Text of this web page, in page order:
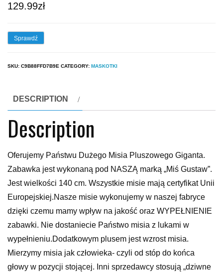
129.99zł
Sprawdź
SKU: C9B88FFD7B9E CATEGORY: MASKOTKI
DESCRIPTION
Description
Oferujemy Państwu Dużego Misia Pluszowego Giganta.
Zabawka jest wykonaną pod NASZĄ marką „Miś Gustaw”.
Jest wielkości 140 cm. Wszystkie misie mają certyfikat Unii
Europejskiej.Nasze misie wykonujemy w naszej fabryce
dzięki czemu mamy wpływ na jakość oraz WYPEŁNIENIE
zabawki. Nie dostaniecie Państwo misia z lukami w
wypełnieniu.Dodatkowym plusem jest wzrost misia.
Mierzymy misia jak człowieka- czyli od stóp do końca
głowy w pozycji stojącej. Inni sprzedawcy stosują „dziwne